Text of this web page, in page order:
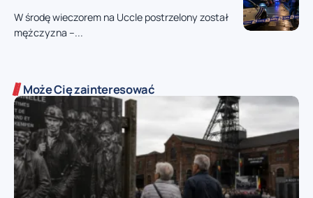
W środę wieczorem na Uccle postrzelony został
mężczyzna –...
Może Cię zainteresować